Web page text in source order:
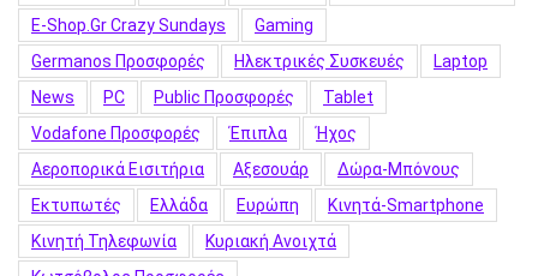
E-Shop.gr Crazy Sundays
Gaming
Germanos Προσφορές
Hλεκτρικές Συσκευές
Laptop
News
PC Public Προσφορές
Tablet
Vodafone Προσφορές
Έπιπλα
Ήχος
Αεροπορικά Εισιτήρια
Αξεσουάρ
Δώρα-Μπόνους
Εκτυπωτές
Ελλάδα Ευρώπη
Κινητά-Smartphone
Κινητή Τηλεφωνία
Κυριακή Ανοιχτά